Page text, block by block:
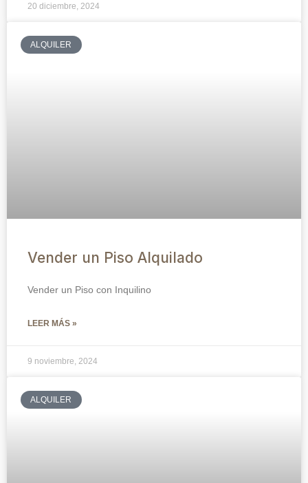
20 diciembre, 2024
ALQUILER
Vender un Piso Alquilado
Vender un Piso con Inquilino
LEER MÁS »
9 noviembre, 2024
ALQUILER